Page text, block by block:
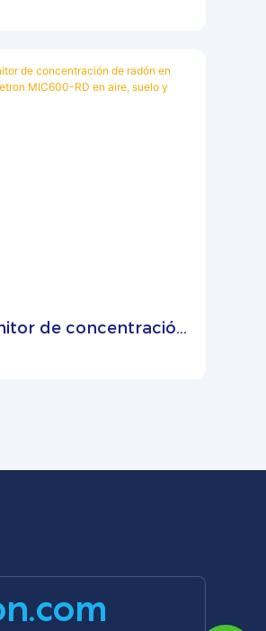
de concentración